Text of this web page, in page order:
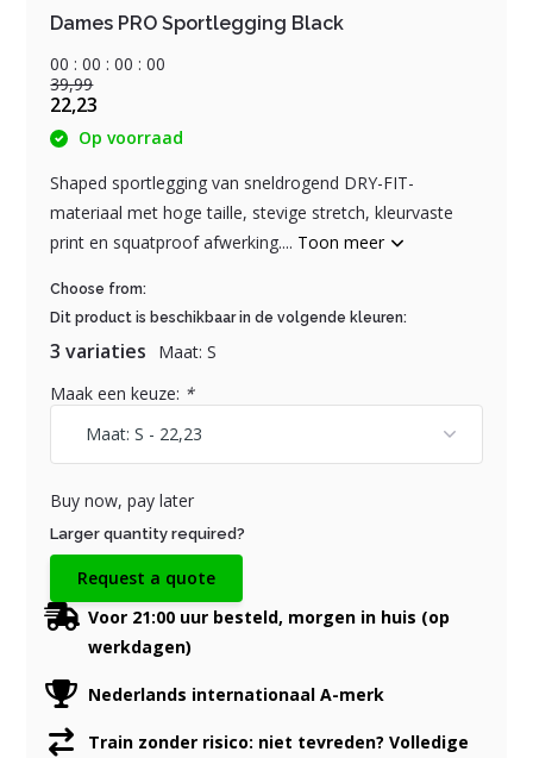
Dames PRO Sportlegging Black
00 :00 :00 :00
39,99
22,23
Op voorraad
Shaped sportlegging van sneldrogend DRY-FIT-
materiaal met hoge taille, stevige stretch, kleurvaste
print en squatproof afwerking.... Toon meer
Choose from:
Dit product is beschikbaar in de volgende kleuren:
3 variaties
Maat: S
Maak een keuze: *
Buy now, pay later
Larger quantity required?
Request a quote
Voor 21:00 uur besteld, morgen in huis (op
werkdagen)
Nederlands internationaal A-merk
Train zonder risico: niet tevreden? Volledige